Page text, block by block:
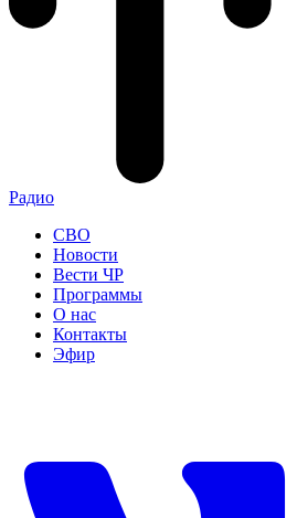
Радио
СВО
Новости
Вести ЧР
Программы
О нас
Контакты
Эфир